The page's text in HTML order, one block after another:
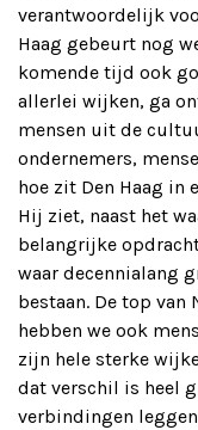
verantwoordelijk
Haag gebeurt nog
komende tijd ook
allerlei wijken, ga
mensen uit de
ondernemers,
hoe zit Den Haag in
Hij ziet, naast het
belangrijke
waar decennialang
bestaan. De top
hebben we ook
zijn hele sterke
dat verschil is heel
verbindingen